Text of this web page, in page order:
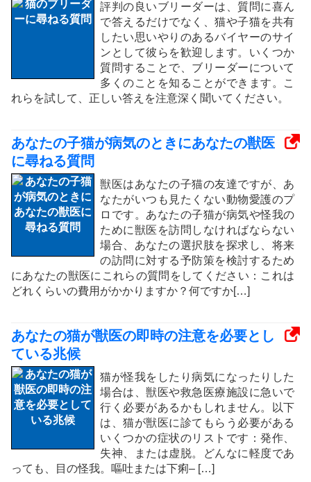
評判の良いブリーダーは、質問に喜ん
で答えるだけでなく、猫や子猫を共有
したい思いやりのあるバイヤーのサイ
ンとして彼らを歓迎します。いくつか
質問することで、ブリーダーについて
多くのことを知ることができます。こ
れらを試して、正しい答えを注意深く聞いてください。
あなたの子猫が病気のときにあなたの獣医
に尋ねる質問
獣医はあなたの子猫の友達ですが、あ
なたがいつも見たくない動物愛護のプ
ロです。あなたの子猫が病気や怪我の
ために獣医を訪問しなければならない
場合、あなたの選択肢を探求し、将来
の訪問に対する予防策を検討するため
にあなたの獣医にこれらの質問をしてください：これは
どれくらいの費用がかかりますか？何ですか[…]
あなたの猫が獣医の即時の注意を必要とし
ている兆候
猫が怪我をしたり病気になったりした
場合は、獣医や救急医療施設に急いで
行く必要があるかもしれません。以下
は、猫が獣医に診てもらう必要がある
いくつかの症状のリストです：発作、
失神、または虚脱。どんなに軽度であ
っても、目の怪我。嘔吐または下痢– […]